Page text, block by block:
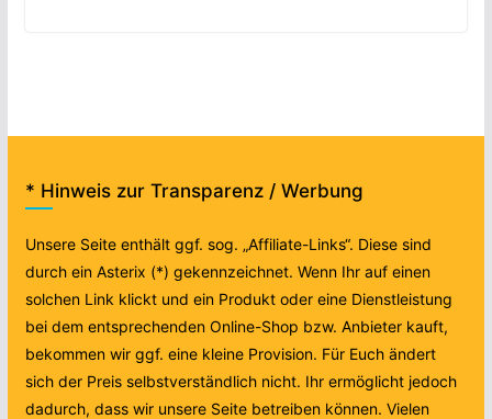
* Hinweis zur Transparenz / Werbung
Unsere Seite enthält ggf. sog. „Affiliate-Links“. Diese sind
durch ein Asterix (*) gekennzeichnet. Wenn Ihr auf einen
solchen Link klickt und ein Produkt oder eine Dienstleistung
bei dem entsprechenden Online-Shop bzw. Anbieter kauft,
bekommen wir ggf. eine kleine Provision. Für Euch ändert
sich der Preis selbstverständlich nicht. Ihr ermöglicht jedoch
dadurch, dass wir unsere Seite betreiben können. Vielen